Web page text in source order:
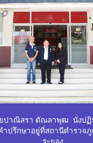
ปาณิสรา ตัณลาพุฒ นั่งปฏิ
ำปรึกษาอยู่ที่สถานีตำรวจภู
ระยอง